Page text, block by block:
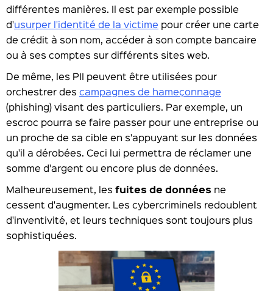
différentes manières. Il est par exemple possible
d'usurper l'identité de la victime pour créer une carte
de crédit à son nom, accéder à son compte bancaire
ou à ses comptes sur différents sites web.
De même, les PII peuvent être utilisées pour
orchestrer des campagnes de hameçonnage
(phishing) visant des particuliers. Par exemple, un
escroc pourra se faire passer pour une entreprise ou
un proche de sa cible en s'appuyant sur les données
qu'il a dérobées. Ceci lui permettra de réclamer une
somme d'argent ou encore plus de données.
Malheureusement, les fuites de données ne
cessent d'augmenter. Les cybercriminels redoublent
d'inventivité, et leurs techniques sont toujours plus
sophistiquées.